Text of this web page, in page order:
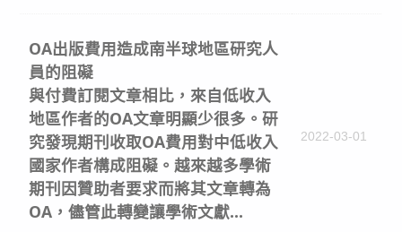
OA出版費用造成南半球地區研究人
員的阻礙
與付費訂閱文章相比，來自低收入
地區作者的OA文章明顯少很多。研
究發現期刊收取OA費用對中低收入
國家作者構成阻礙。越來越多學術
期刊因贊助者要求而將其文章轉為
OA，儘管此轉變讓學術文獻...
2022-03-01